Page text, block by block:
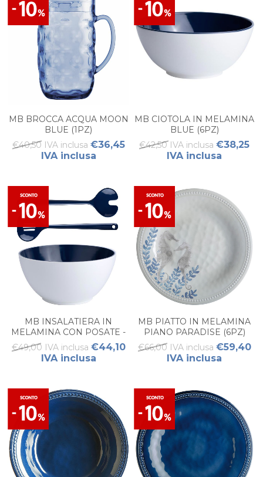
MB BROCCA ACQUA MOON
BLUE (1PZ)
€40,50 IVA inclusa €36,45
IVA inclusa
MB CIOTOLA IN MELAMINA
BLUE (6PZ)
€42,50 IVA inclusa €38,25
IVA inclusa
MB INSALATIERA IN
MELAMINA CON POSATE -
BLUE (3PZ)
€49,00 IVA inclusa €44,10
IVA inclusa
MB PIATTO IN MELAMINA
PIANO PARADISE (6PZ)
€66,00 IVA inclusa €59,40
IVA inclusa